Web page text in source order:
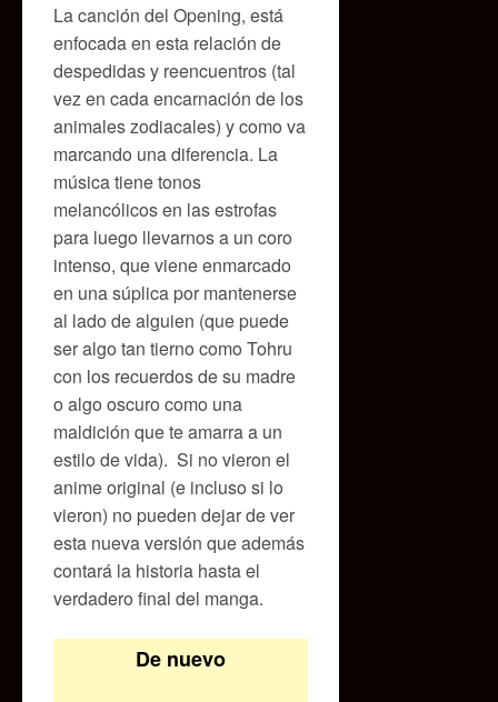
La canción del Opening, está
enfocada en esta relación de
despedidas y reencuentros (tal
vez en cada encarnación de los
animales zodiacales) y como va
marcando una diferencia. La
música tiene tonos
melancólicos en las estrofas
para luego llevarnos a un coro
intenso, que viene enmarcado
en una súplica por mantenerse
al lado de alguien (que puede
ser algo tan tierno como Tohru
con los recuerdos de su madre
o algo oscuro como una
maldición que te amarra a un
estilo de vida). Si no vieron el
anime original (e incluso si lo
vieron) no pueden dejar de ver
esta nueva versión que además
contará la historia hasta el
verdadero final del manga.
De nuevo